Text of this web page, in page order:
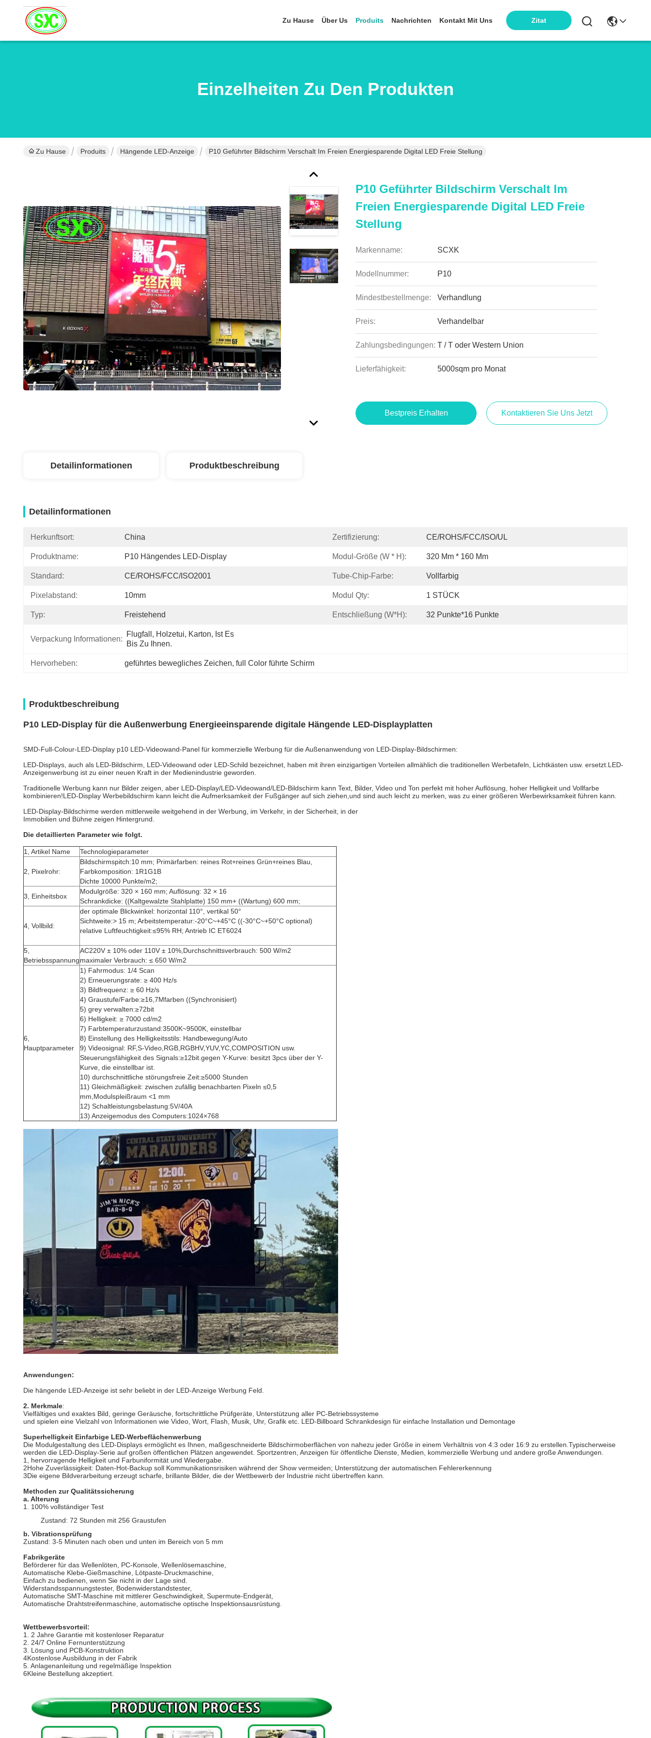
Zu Hause Über Us Produits Nachrichten Kontakt Mit Uns Zitat
Einzelheiten Zu Den Produkten
Zu Hause Produits Hängende LED-Anzeige P10 Geführter Bildschirm Verschalt Im Freien Energiesparende Digital LED Freie Stellung
P10 Geführter Bildschirm Verschalt Im
Freien Energiesparende Digital LED Freie
Stellung
Markenname: SCXK
Modellnummer: P10
Mindestbestellmenge: Verhandlung
Preis: Verhandelbar
Zahlungsbedingungen: T / T oder Western Union
Lieferfähigkeit: 5000sqm pro Monat
Bestpreis Erhalten Kontaktieren Sie Uns Jetzt
Detailinformationen Produktbeschreibung
Detailinformationen
Herkunftsort: China Zertifizierung: CE/ROHS/FCC/ISO/UL
Produktname: P10 Hängendes LED-Display Modul-Größe (W * H): 320 Mm * 160 Mm
Standard: CE/ROHS/FCC/ISO2001 Tube-Chip-Farbe: Vollfarbig
Pixelabstand: 10mm Modul Qty: 1 STÜCK
Typ: Freistehend Entschließung (W*H): 32 Punkte*16 Punkte
Verpackung Informationen:
Flugfall, Holzetui, Karton, Ist Es
Bis Zu Ihnen.
Hervorheben: geführtes bewegliches Zeichen, full Color führte Schirm
Produktbeschreibung
P10 LED-Display für die Außenwerbung Energieeinsparende digitale Hängende LED-Displayplatten
SMD-Full-Colour-LED-Display p10 LED-Videowand-Panel für kommerzielle Werbung für die Außenanwendung von LED-Display-Bildschirmen:
LED-Displays, auch als LED-Bildschirm, LED-Videowand oder LED-Schild bezeichnet, haben mit ihren einzigartigen Vorteilen allmählich die traditionellen Werbetafeln, Lichtkästen usw. ersetzt.LED-
Anzeigenwerbung ist zu einer neuen Kraft in der Medienindustrie geworden.
Traditionelle Werbung kann nur Bilder zeigen, aber LED-Display/LED-Videowand/LED-Bildschirm kann Text, Bilder, Video und Ton perfekt mit hoher Auflösung, hoher Helligkeit und Vollfarbe
kombinieren!LED-Display Werbebildschirm kann leicht die Aufmerksamkeit der Fußgänger auf sich ziehen,und sind auch leicht zu merken, was zu einer größeren Werbewirksamkeit führen kann.
LED-Display-Bildschirme werden mittlerweile weitgehend in der Werbung, im Verkehr, in der Sicherheit, in der
Immobilien und Bühne zeigen Hintergrund.
Die detaillierten Parameter wie folgt.
1, Artikel Name Technologieparameter
2, Pixelrohr:
Bildschirmspitch:10 mm; Primärfarben: reines Rot+reines Grün+reines Blau,
Farbkomposition: 1R1G1B
Dichte 10000 Punkte/m2;
3, Einheitsbox
Modulgröße: 320 × 160 mm; Auflösung: 32 × 16
Schrankdicke: ((Kaltgewalzte Stahlplatte) 150 mm+ ((Wartung) 600 mm;
4, Vollbild:
der optimale Blickwinkel: horizontal 110°, vertikal 50°
Sichtweite:> 15 m; Arbeitstemperatur:-20°C~+45°C ((-30°C~+50°C optional)
relative Luftfeuchtigkeit:≤95% RH; Antrieb IC ET6024
5,
Betriebsspannung
AC220V ± 10% oder 110V ± 10%,Durchschnittsverbrauch: 500 W/m2
maximaler Verbrauch: ≤ 650 W/m2
6,
Hauptparameter
1) Fahrmodus: 1/4 Scan
2) Erneuerungsrate: ≥ 400 Hz/s
3) Bildfrequenz: ≥ 60 Hz/s
4) Graustufe/Farbe:≥16,7Mfarben ((Synchronisiert)
5) grey verwalten:≥72bit
6) Helligkeit: ≥ 7000 cd/m2
7) Farbtemperaturzustand:3500K~9500K, einstellbar
8) Einstellung des Helligkeitsstils: Handbewegung/Auto
9) Videosignal: RF,S-Video,RGB,RGBHV,YUV,YC,COMPOSITION usw.
Steuerungsfähigkeit des Signals:≥12bit.gegen Y-Kurve: besitzt 3pcs über der Y-
Kurve, die einstellbar ist.
10) durchschnittliche störungsfreie Zeit:≥5000 Stunden
11) Gleichmäßigkeit: zwischen zufällig benachbarten Pixeln ≤0,5
mm,Modulspleißraum <1 mm
12) Schaltleistungsbelastung:5V/40A
13) Anzeigemodus des Computers:1024×768
Anwendungen:
Die hängende LED-Anzeige ist sehr beliebt in der LED-Anzeige Werbung Feld.
2. Merkmale:
Vielfältiges und exaktes Bild, geringe Geräusche, fortschrittliche Prüfgeräte, Unterstützung aller PC-Betriebssysteme
und spielen eine Vielzahl von Informationen wie Video, Wort, Flash, Musik, Uhr, Grafik etc. LED-Billboard Schrankdesign für einfache Installation und Demontage
Superhelligkeit Einfarbige LED-Werbeflächenwerbung
Die Modulgestaltung des LED-Displays ermöglicht es Ihnen, maßgeschneiderte Bildschirmoberflächen von nahezu jeder Größe in einem Verhältnis von 4:3 oder 16:9 zu erstellen.Typischerweise
werden die LED-Display-Serie auf großen öffentlichen Plätzen angewendet. Sportzentren, Anzeigen für öffentliche Dienste, Medien, kommerzielle Werbung und andere große Anwendungen.
1, hervorragende Helligkeit und Farbuniformität und Wiedergabe.
2Hohe Zuverlässigkeit: Daten-Hot-Backup soll Kommunikationsrisiken während der Show vermeiden; Unterstützung der automatischen Fehlererkennung
3Die eigene Bildverarbeitung erzeugt scharfe, brillante Bilder, die der Wettbewerb der Industrie nicht übertreffen kann.
Methoden zur Qualitätssicherung
a. Alterung
1. 100% vollständiger Test
Zustand: 72 Stunden mit 256 Graustufen
b. Vibrationsprüfung
Zustand: 3-5 Minuten nach oben und unten im Bereich von 5 mm
Fabrikgeräte
Beförderer für das Wellenlöten, PC-Konsole, Wellenlösemaschine,
Automatische Klebe-Gießmaschine, Lötpaste-Druckmaschine,
Einfach zu bedienen, wenn Sie nicht in der Lage sind.
Widerstandsspannungstester, Bodenwiderstandstester,
Automatische SMT-Maschine mit mittlerer Geschwindigkeit, Supermute-Endgerät,
Automatische Drahtstreifenmaschine, automatische optische Inspektionsausrüstung.
Wettbewerbsvorteil:
1. 2 Jahre Garantie mit kostenloser Reparatur
2. 24/7 Online Fernunterstützung
3. Lösung und PCB-Konstruktion
4Kostenlose Ausbildung in der Fabrik
5. Anlagenanleitung und regelmäßige Inspektion
6Kleine Bestellung akzeptiert.